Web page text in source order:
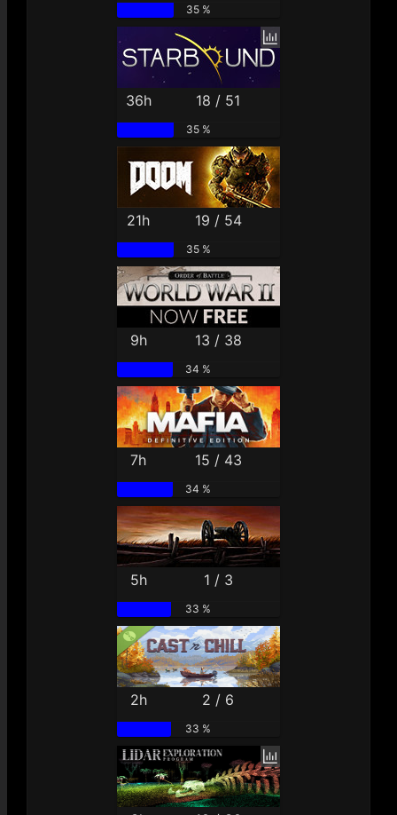
35 %
36h 18 / 51
35 %
21h 19 / 54
35 %
9h 13 / 38
34 %
7h 15 / 43
34 %
5h 1 / 3
33 %
2h 2 / 6
33 %